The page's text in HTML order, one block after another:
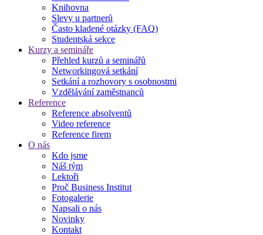
Knihovna
Slevy u partnerů
Často kladené otázky (FAQ)
Studentská sekce
Kurzy a semináře
Přehled kurzů a seminářů
Networkingová setkání
Setkání a rozhovory s osobnostmi
Vzdělávání zaměstnanců
Reference
Reference absolventů
Video reference
Reference firem
O nás
Kdo jsme
Náš tým
Lektoři
Proč Business Institut
Fotogalerie
Napsali o nás
Novinky
Kontakt